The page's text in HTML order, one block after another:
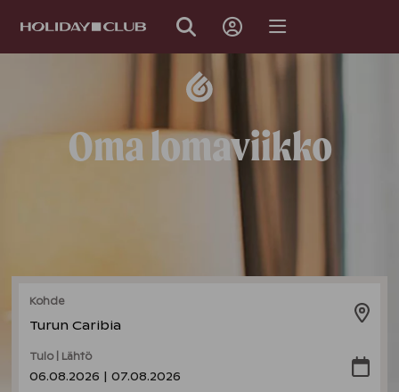
Kohde
Turun Caribia
Tulo | Lähtö
06.08.2026 | 07.08.2026
Oma lomaviikko